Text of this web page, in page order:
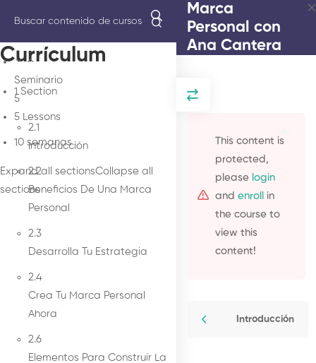
Marca Personal con Ana Cantera
Marca
Personal con
Ana Cantera
Currículum
1 Section
5 Lessons
10 semanas
Expand all sectionsCollapse all
sections
Seminario
5
2.1
Introducción
2.2
Beneficios De Una Marca
Personal
2.3
Desarrolla Tu Estrategia
2.4
Crea Tu Marca Personal
Ahora
2.6
Elementos Para Construir La
This content is
protected,
please login
and enroll
in
the course to
view this
content!
Introducción